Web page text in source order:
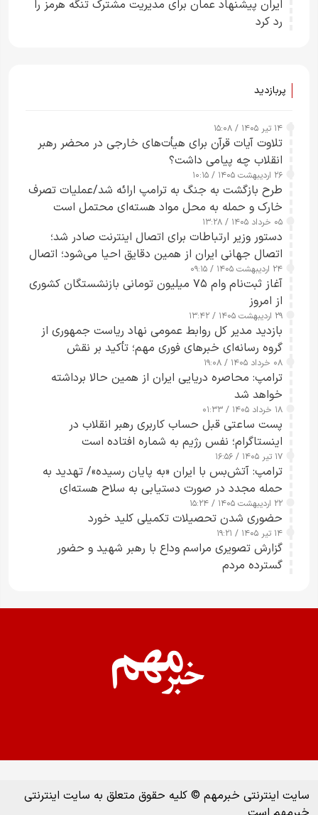
ایران پیشنهاد عمان برای مدیریت مشترک تنگه هرمز را
رد کرد
پربازدید
۱۴ تیر ۱۴۰۵ / ۱۵:۰۸
تلاوت آیات قرآن برای هیأت‌های خارجی در محضر رهبر
انقلاب چه پیامی داشت؟
۲۶ اردیبهشت ۱۴۰۵ / ۱۰:۱۵
طرح‌ بازگشت به جنگ به ترامپ ارائه شد/عملیات تصرف
خارک و حمله به محل مواد هسته‌ای محتمل است
۰۵ خرداد ۱۴۰۵ / ۱۳:۲۸
دستور وزیر ارتباطات برای اتصال اینترنت صادر شد؛
اتصال جهانی ایران از همین دقایق احیا می‌شود؛ اتصال
کامل مردم تا ۲۴ ساعت آینده
۲۴ اردیبهشت ۱۴۰۵ / ۰۹:۱۵
آغاز ثبت‌نام وام ۷۵ میلیون تومانی بازنشستگان کشوری
از امروز
۲۹ اردیبهشت ۱۴۰۵ / ۱۳:۴۲
بازدید مدیر کل روابط عمومی نهاد ریاست جمهوری از
گروه رسانه‌ای خبرهای فوری مهم؛ تأکید بر نقش
رسانه‌های هوشمند و مسئول در ارتقای آگاهی عمومی
۰۸ خرداد ۱۴۰۵ / ۱۹:۰۸
ترامپ: محاصره دریایی ایران از همین حالا برداشته
خواهد شد
۱۸ خرداد ۱۴۰۵ / ۰۱:۳۳
پست ساعتی قبل حساب کاربری رهبر انقلاب در
اینستاگرام؛ نفس رژیم به شماره افتاده است​
۱۷ تیر ۱۴۰۵ / ۱۶:۵۶
ترامپ: آتش‌بس با ایران «به پایان رسیده»/ تهدید به
حمله مجدد در صورت دستیابی به سلاح هسته‌ای
۲۲ اردیبهشت ۱۴۰۵ / ۱۵:۲۴
حضوری شدن تحصیلات تکمیلی کلید خورد
۱۴ تیر ۱۴۰۵ / ۱۹:۲۱
گزارش تصویری مراسم وداع با رهبر شهید و حضور
گسترده مردم
سایت اینترنتی خبرمهم © کلیه حقوق متعلق به سایت اینترنتی